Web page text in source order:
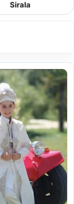
Sirala